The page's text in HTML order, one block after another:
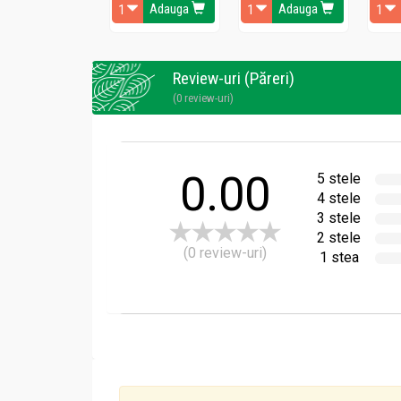
Potrivita pentru pielea fetei, gatului si
Administrare
Crema noapte regeneranta extract bujor antiage
Aplicați cantitatea necesară de cremă pe
Adauga Adauga
Review-uri (Păreri)
(0 review-uri)
0.00
(0 review-uri)
5 stele
4 stele
3 stele
2 stele
1 stea